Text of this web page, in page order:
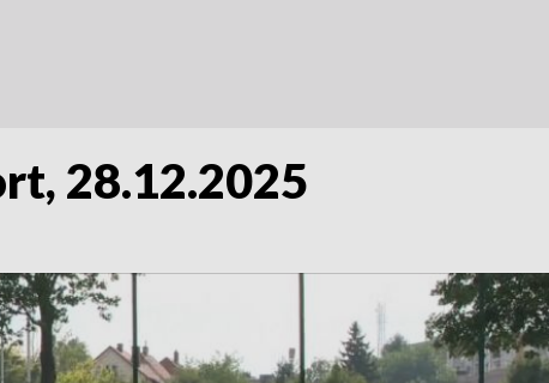
28.12.2025